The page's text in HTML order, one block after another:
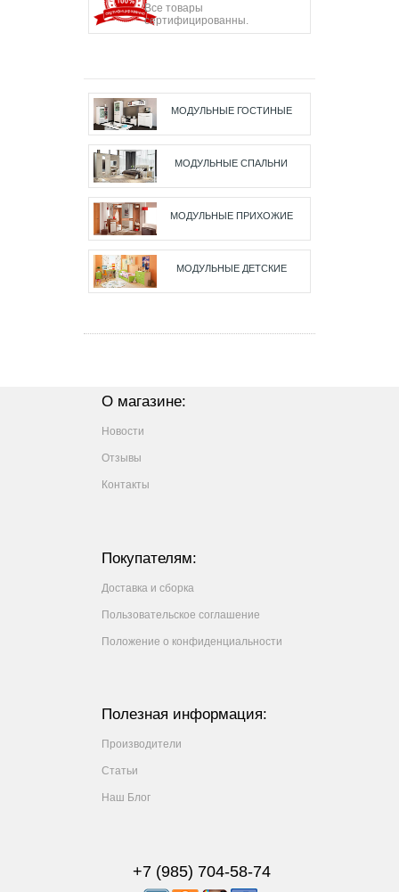
Все товары
сертифицированны.
МОДУЛЬНЫЕ ГОСТИНЫЕ
МОДУЛЬНЫЕ СПАЛЬНИ
МОДУЛЬНЫЕ ПРИХОЖИЕ
МОДУЛЬНЫЕ ДЕТСКИЕ
О магазине:
Новости
Отзывы
Контакты
Покупателям:
Доставка и сборка
Пользовательское соглашение
Положение о конфиденциальности
Полезная информация:
Производители
Статьи
Наш Блог
+7 (985) 704-58-74